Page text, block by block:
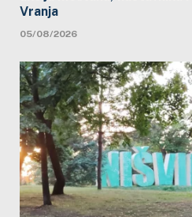
Vranja
05/08/2026